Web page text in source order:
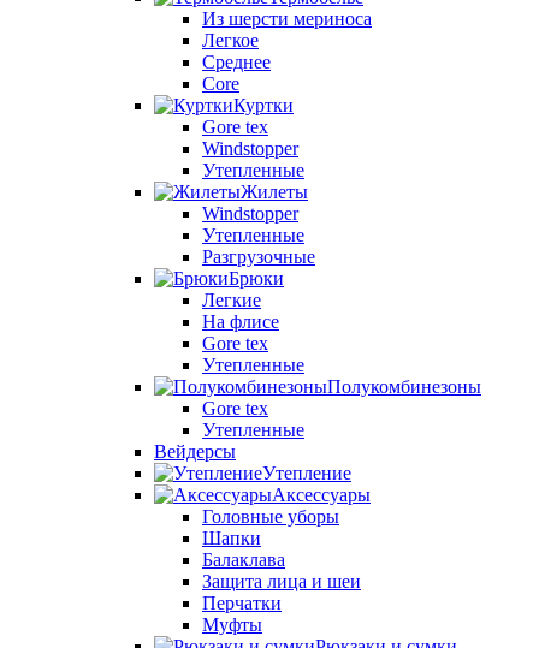
Из шерсти мериноса
Легкое
Среднее
Core
Куртки
Gore tex
Windstopper
Утепленные
Жилеты
Windstopper
Утепленные
Разгрузочные
Брюки
Легкие
На флисе
Gore tex
Утепленные
Полукомбинезоны
Gore tex
Утепленные
Вейдерсы
Утепление
Аксессуары
Головные уборы
Шапки
Балаклава
Защита лица и шеи
Перчатки
Муфты